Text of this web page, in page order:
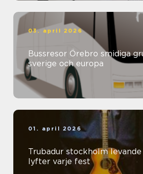
03. april 2026
Bussresor Örebro smidiga gruppresor i
sverige och europa
01. april 2026
Trubadur stockholm levande musik som
lyfter varje fest